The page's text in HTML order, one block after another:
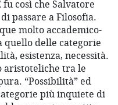
così che Salvatore
passare a Filosofia.
molto accademico-
quello delle categorie
esistenza, necessità.
aristoteliche tra le
“Possibilità” ed
più inquiete di